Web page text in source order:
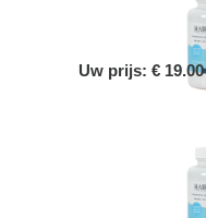
Uw prijs: € 19.00